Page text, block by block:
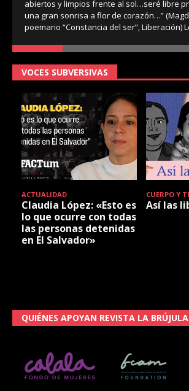
abiertos y limpios frente al sol…seré libre
una gran sonrisa a flor de corazón…”
poemario “Constancia del ser”, Liberación)
VOCES SUBVERSIVAS
ACTUALIDAD
Claudia López: «Esto es
lo que ocurre con todas
las personas detenidas
en El Salvador»
CUERPO Y
Así las
QUIÉNES APOYAN REVISTA LA BRÚJULA